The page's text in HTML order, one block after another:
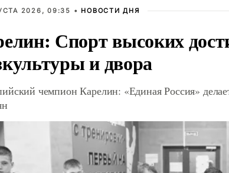
2026, 09:35 • НОВОСТИ ДНЯ
Спорт высоких
и двора
чемпион Карелин: «Единая Россия»